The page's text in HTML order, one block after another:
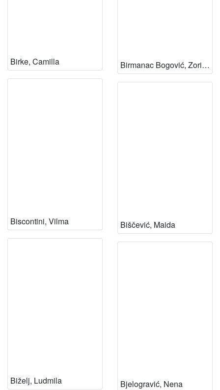
Birke, Camilla Birmanac Bogović, Zorica
Biscontini, Vilma Biščević, Maida
Biželj, Ludmila Bjelogravić, Nena